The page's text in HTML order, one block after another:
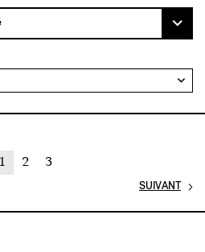
1 2 3
SUIVANT